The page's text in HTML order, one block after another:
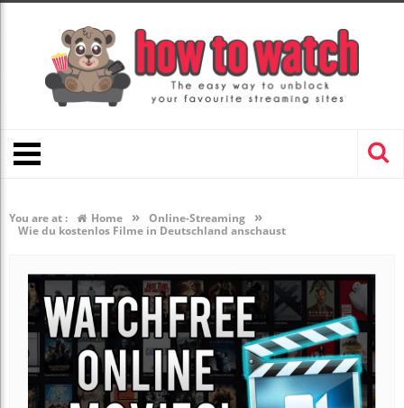
You are at : Home » Online-Streaming »
Wie du kostenlos Filme in Deutschland anschaust